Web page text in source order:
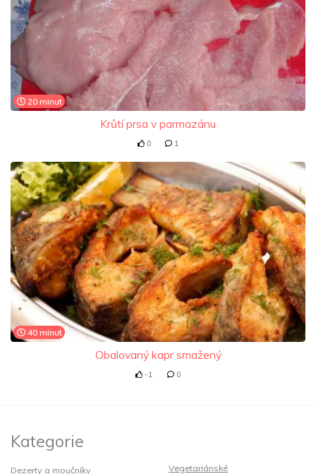
20 minut
Krůtí prsa v parmazánu
0 1
40 minut
Obalovaný kapr smažený
-1 0
Kategorie
Dezerty a moučníky Vegetariánské